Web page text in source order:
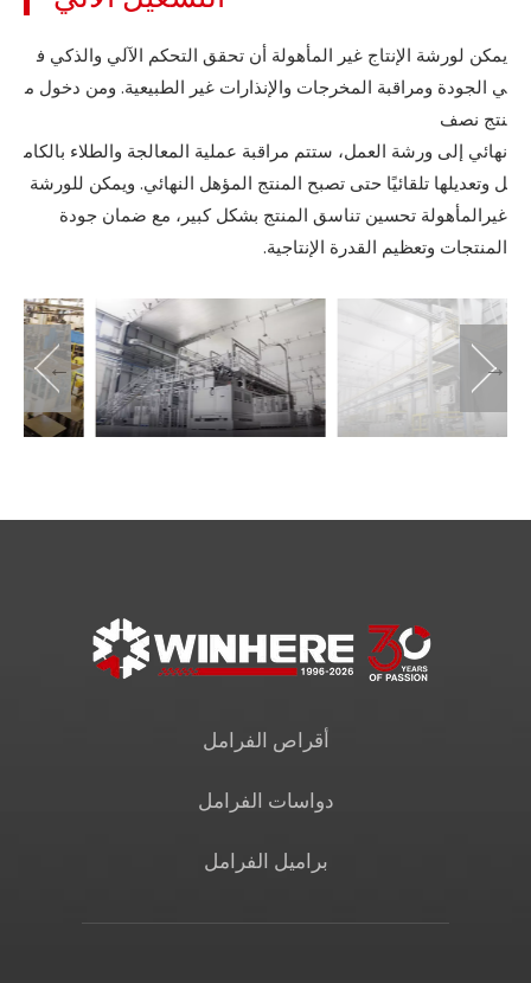
يمكن لورشة الإنتاج غير المأهولة أن تحقق التحكم الآلي والذكي ف
ي الجودة ومراقبة المخرجات والإنذارات غير الطبيعية. ومن دخول م
نتج نصف
نهائي إلى ورشة العمل، ستتم مراقبة عملية المعالجة والطلاء بالكام
ل وتعديلها تلقائيًا حتى تصبح المنتج المؤهل النهائي. ويمكن للورشة
غيرالمأهولة تحسين تناسق المنتج بشكل كبير، مع ضمان جودة
المنتجات وتعظيم القدرة الإنتاجية.
أقراص الفرامل
دواسات الفرامل
براميل الفرامل